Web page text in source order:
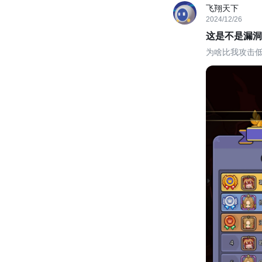
飞翔天下
2024/12/26
这是不是漏洞
为啥比我攻击